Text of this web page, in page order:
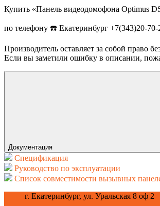
Купить «Панель видеодомофона Optimus
по телефону ☎️ Екатеринбург +7(343)20-
Производитель оставляет за собой право
Если вы заметили ошибку в описании,
Документация
Спецификация
Руководство по эксплуатации
Список совместимости вызывных
г. Екатеринбург, ул. Уральская 8 оф 2